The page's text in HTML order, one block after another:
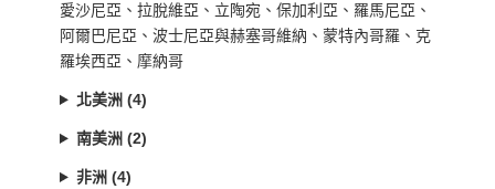
愛沙尼亞、拉脫維亞、立陶宛、保加利亞、羅馬尼亞、
阿爾巴尼亞、波士尼亞與赫塞哥維納、蒙特內哥羅、克
羅埃西亞、摩納哥
北美洲 (4)
南美洲 (2)
非洲 (4)